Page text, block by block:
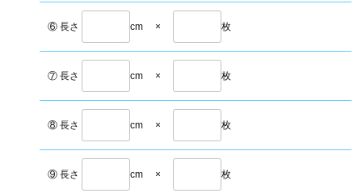
⑥ 長さ cm × 枚
⑦ 長さ cm × 枚
⑧ 長さ cm × 枚
⑨ 長さ cm × 枚